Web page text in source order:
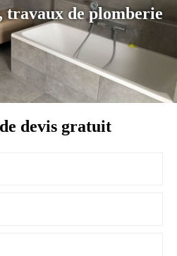
de plomberie
devis gratuit